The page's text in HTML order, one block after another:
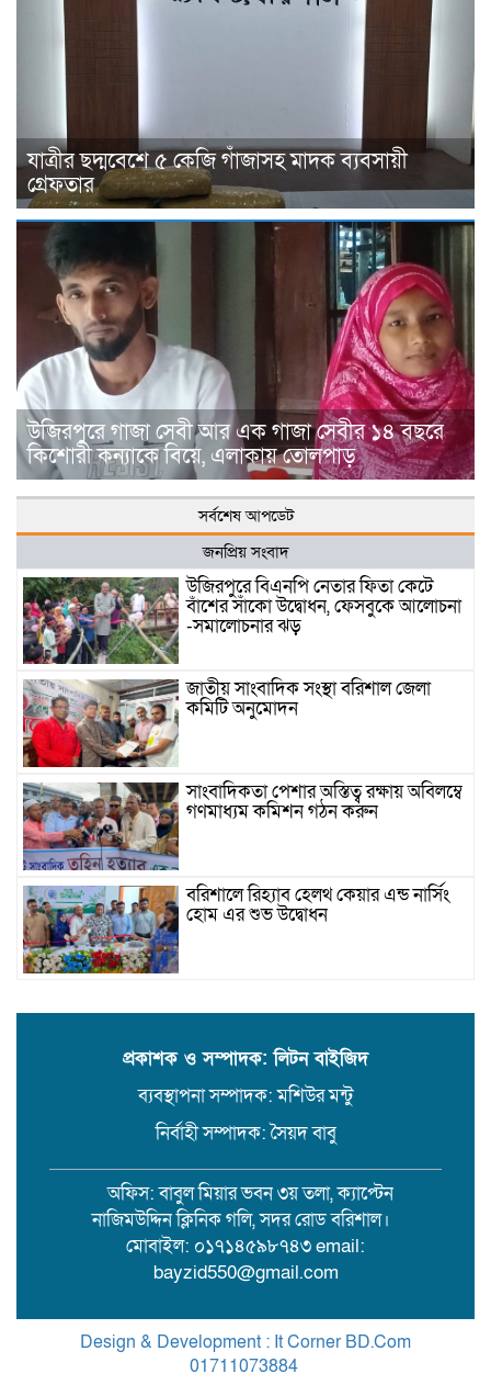
যাত্রীর ছদ্মবেশে ৫ কেজি গাঁজাসহ মাদক ব্যবসায়ী
গ্রেফতার
উজিরপুরে গাজা সেবী আর এক গাজা সেবীর ১৪ বছরে
কিশোরী কন্যাকে বিয়ে, এলাকায় তোলপাড়
সর্বশেষ আপডেট
জনপ্রিয় সংবাদ
উজিরপুরে বিএনপি নেতার ফিতা কেটে
বাঁশের সাঁকো উদ্বোধন, ফেসবুকে আলোচনা
-সমালোচনার ঝড়
জাতীয় সাংবাদিক সংস্থা বরিশাল জেলা
কমিটি অনুমোদন
সাংবাদিকতা পেশার অস্তিত্ব রক্ষায় অবিলম্বে
গণমাধ্যম কমিশন গঠন করুন
বরিশালে রিহ্যাব হেলথ কেয়ার এন্ড নার্সিং
হোম এর শুভ উদ্বোধন
ব্যবসায়ী গ্রেফতার
উজিরপুরে গাজা সেবী আর এক গাজা
সেবীর ১৪ বছরে কিশোরী কন্যাকে বিয়ে,
এলাকায় তোলপাড়
বরিশাল সংস্কৃতিকেন্দ্রের ৩৬ জুলাই
সেমিনার
অস্থিরতা: কোথায় যাচ্ছে বাংলাদেশ?
প্রকাশক ও সম্পাদক: লিটন বাইজিদ
ব্যবস্থাপনা সম্পাদক: মশিউর মন্টু
নির্বাহী সম্পাদক: সৈয়দ বাবু
অফিস: বাবুল মিয়ার ভবন ৩য় তলা, ক্যাপ্টেন
নাজিমউদ্দিন ক্লিনিক গলি, সদর রোড বরিশাল।
মোবাইল: ০১৭১৪৫৯৮৭৪৩ email:
bayzid550@gmail.com
Design & Development : It Corner BD.Com
01711073884